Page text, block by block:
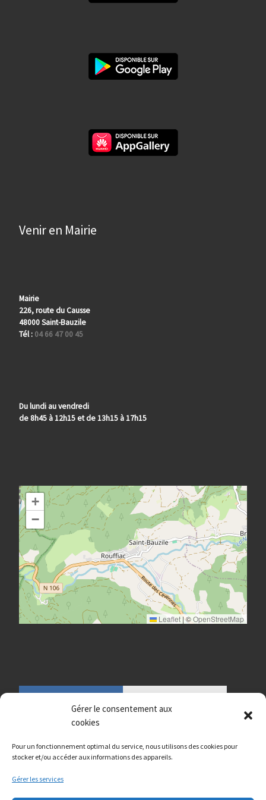
Gérer le consentement aux
cookies
Pour un fonctionnement optimal du service, nous utilisons des cookies pour
stocker et/ou accéder aux informations des appareils.
Gérer les services
Venir en Mairie
Mairie
226, route du Causse
48000 Saint-Bauzile
Tél : 04 66 47 00 45
Du lundi au vendredi
de 8h45 à 12h15 et de 13h15 à 17h15
+
−
Leaflet |©OpenStreetMap